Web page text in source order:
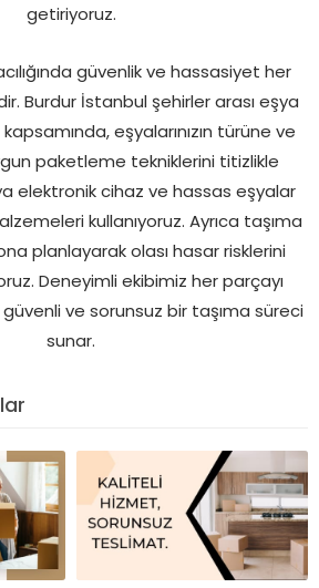
getiriyoruz.
güvenlik ve hassasiyet her
Burdur İstanbul şehirler arası eşya
eşyalarınızın türüne ve
paketleme tekniklerini titizlikle
elektronik cihaz ve hassas eşyalar
kullanıyoruz. Ayrıca taşıma
planlayarak olası hasar risklerini
Deneyimli ekibimiz her parçayı
ve sorunsuz bir taşıma süreci
sunar.